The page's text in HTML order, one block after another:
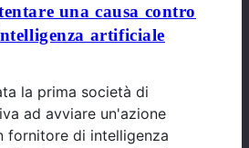
una causa contro
artificiale
la prima società di
ad avviare un'azione
fornitore di intelligenza